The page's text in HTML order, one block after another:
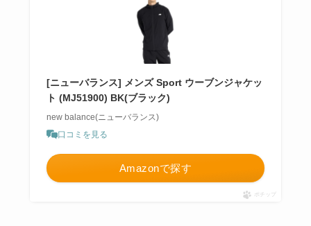
[ニューバランス] メンズ Sport ウーブンジャケッ
ト (MJ51900) BK(ブラック)
new balance(ニューバランス)
口コミを見る
Amazonで探す
ポチップ